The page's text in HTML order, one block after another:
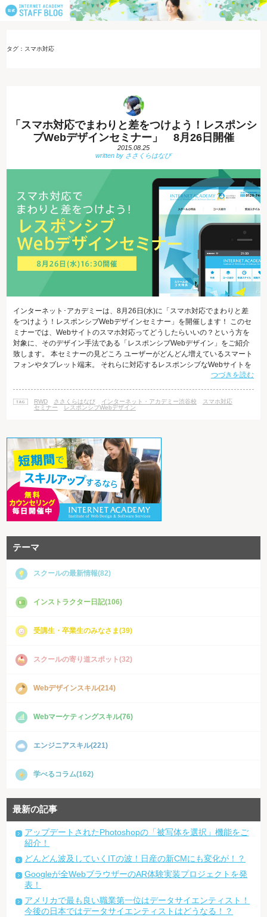
タグ：スマホ対応
「スマホ対応でまわりと差をつけよう！レスポンシ
ブWebデザインセミナー」 8月26日開催
2015.08.25
インターネット･アカデミーは、8月26日(水)に「スマホ対応でまわりと差
をつけよう！レスポンシブWebデザインセミナー」を開催します！ このセ
ミナーでは、Webサイトのスマホ対応ってどうしたらいいの？という方を
対象に、そのデザイン手法である「レスポンシブWebデザイン」をご紹介
致します。 本セミナーの見どころ ユーザーがどんどん増えているスマート
フォンやタブレット端末。 それらに対応するレスポンシブなWebサイトを
作るにはどうすればいいのか、基礎からご紹介致します。 レスポンシブ対
イターにとって、必携のスキルとなるものです。 本セミナーでは簡単な実
技演習も内容に含まれているので、これからのWebサイト制作に活かした
つづきを読む
RWD ささくらはなび インターネット・アカデミー渋谷校
スマホ対応
セミナー
レスポンシブWebデザイン
テーマ
スクールの最新情報(82)
インストラクター日記(106)
受講生・卒業生のみなさま(39)
スクールの寄り道スポット(32)
Webデザインスキル(214)
Webマーケティングスキル(76)
エンジニアスキル(221)
学べるコラム(162)
最新の記事
アップデートされたPhotoshopの「被写体を選択」機能をご
紹介！
どんどん波及していくITの波！日産の新CMにも変化が！？
Googleが全WebブラウザーのAR体験実装プロジェクトを発
表！
アメリカで最も良い職業第一位はデータサイエンティスト！
今後の日本ではデータサイエンティストはどうなる！？